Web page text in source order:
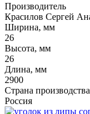
Производитель
Красилов Сергей
Ширина, мм
26
Высота, мм
26
Длина, мм
2900
Страна производства
Россия